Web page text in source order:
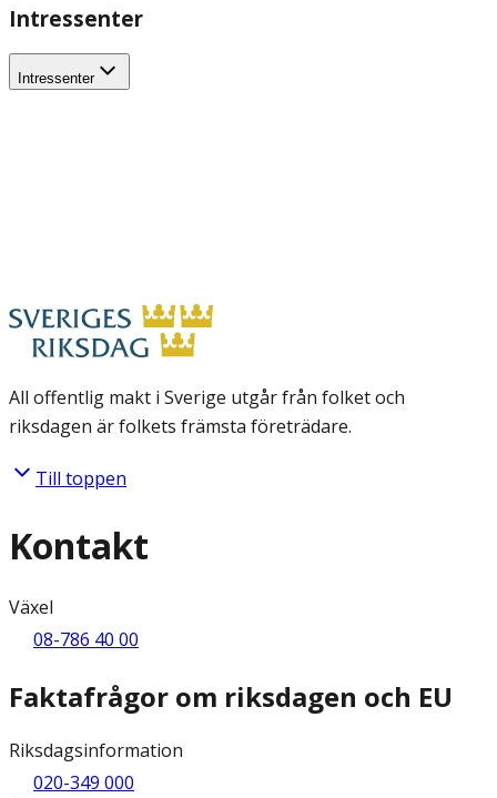
Intressenter
Intressenter
All offentlig makt i Sverige utgår från folket och
riksdagen är folkets främsta företrädare.
Till toppen
Kontakt
Växel
08-786 40 00
Faktafrågor om riksdagen och EU
Riksdagsinformation
020-349 000